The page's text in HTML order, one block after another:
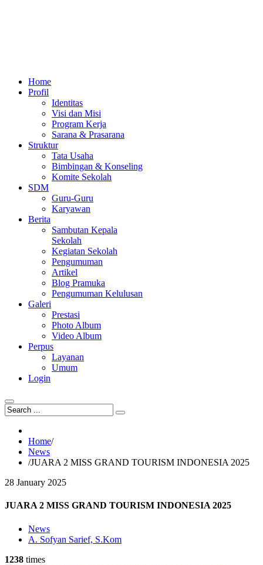
Home
Profil
Identitas
Visi dan Misi
Program Kerja
Sarana & Prasarana
Struktur
Tata Usaha
Bimbingan & Konseling
Komite Sekolah
SDM
Guru-Guru
Karyawan
Berita
Sambutan Kepala
Sekolah
Kegiatan Sekolah
Pengumuman
Artikel
Blog Pramuka
Pengumuman Kelulusan
Galeri
Prestasi
Photo Album
Video Album
Perpus
Layanan
Umum
Login
Home/
News
/JUARA 2 MISS GRAND TOURISM INDONESIA 2025
28 January 2025
JUARA 2 MISS GRAND TOURISM INDONESIA 2025
News
A. Sofyan Sarief, S.Kom
1238 times